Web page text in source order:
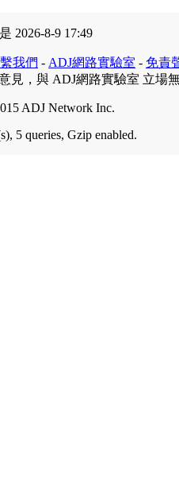
2026-8-9 17:49
我們 - ADJ網路實驗室 - 免責
見，與 ADJ網路實驗室 立場
ADJ Network Inc.
5 queries, Gzip enabled.